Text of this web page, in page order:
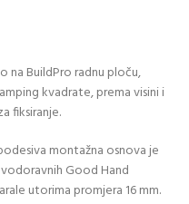
BuildPro radnu ploču,
kvadrate, prema visini i
fiksiranje.
montažna osnova je
Good Hand
utorima promjera 16 mm.